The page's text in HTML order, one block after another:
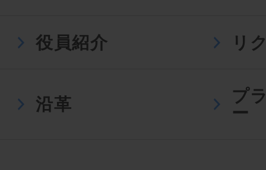
役員紹介 リ
沿革
プ
ー